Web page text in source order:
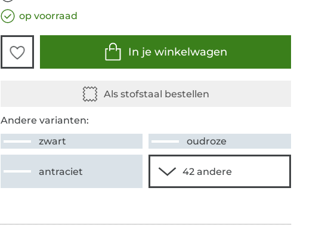
op voorraad
In je winkelwagen
Andere varianten:
zwart
oudroze
antraciet